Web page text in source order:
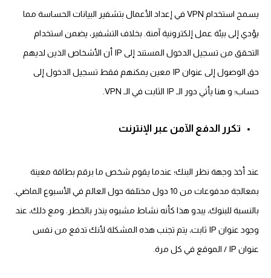
يسمح استخدام VPN في إعداد الأعمال بتشفير البيانات الحساسة مما
يؤدي إلى بيئة عمل إلكترونية آمنة. بخلاف التشفير، يضمن استخدام
التحقق من تسجيل الدخول المستند إلى IP أن الأشخاص الذين لديهم
حق الوصول إلى عنوان IP معين يمكنهم فقط تسجيل الدخول إلى
حساب؛ و هنا يأتي دور الـ IP الثابت في الـ VPN.
تكرر الدفع الآمن عبر الإنترنت
عند أخذ وجهة نظر البنك؛ عندما يقوم شخص ما برقم بطاقة معينة
بمعالجة مدفوعات من 10 دول مختلفة حول العالم في الأسبوع الماضي.
بالنسبة للبنوك، يبدو هذا كأنه نشاط مشبوه ينذر بالخطر. ومع ذلك، عند
وجود عنوان IP ثابت، يتم تجنب هذه المشكلة لأنك تدفع من نفس
عنوان IP / الموقع في كل مرة.